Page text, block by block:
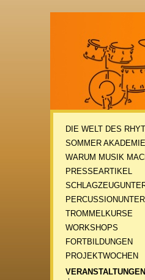
DIE WELT DES
SOMMER
WARUM MUSIK
PRESSEARTIKEL
TROMMELKURSE
WORKSHOPS
FORTBILDUNGEN
PROJEKTWOCHEN